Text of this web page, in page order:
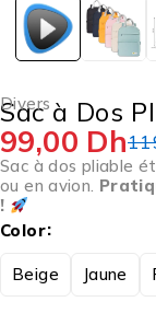
Divers
Sac à Dos
99,00 Dh
Sac à dos pliable
ou en avion.
!
Color
Beige Jaune